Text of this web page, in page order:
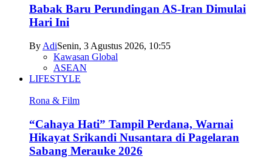
Babak Baru Perundingan AS-Iran Dimulai
Hari Ini
By AdiSenin, 3 Agustus 2026, 10:55
Kawasan Global
ASEAN
LIFESTYLE
Rona & Film
“Cahaya Hati” Tampil Perdana, Warnai
Hikayat Srikandi Nusantara di Pagelaran
Sabang Merauke 2026